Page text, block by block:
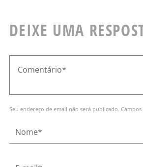
DEIXE UMA
Seu endereço de email não será publicado.